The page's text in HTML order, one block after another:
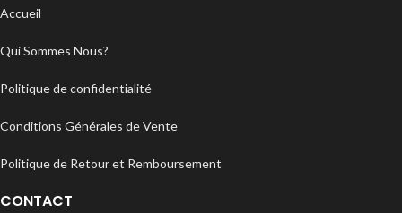
Accueil
Qui Sommes Nous?
Politique de confidentialité
Conditions Générales de Vente
Politique de Retour et Remboursement
CONTACT